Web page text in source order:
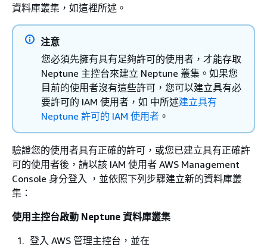
資料庫叢集，如這裡所述。
注意
您必須先擁有具有足夠許可的使用者，才能存取
Neptune 主控台來建立 Neptune 叢集。如果您
目前的使用者沒有這些許可，您可以建立具有必
要許可的 IAM 使用者，如 中所述建立具有
Neptune 許可的 IAM 使用者 。
驗證您的使用者具有正確的許可，或您已建立具有正確許
可的使用者後，請以該 IAM 使用者 AWS Management
Console 身分登入 ，並依照下列步驟建立新的資料庫叢
集：
使用主控台啟動 Neptune 資料庫叢集
登入 AWS 管理主控台，並在